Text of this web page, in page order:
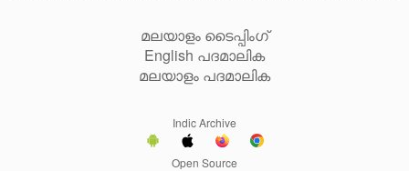
മലയാളം ടൈപ്പിംഗ്
English പദമാലിക
മലയാളം പദമാലിക
Indic Archive
Open Source